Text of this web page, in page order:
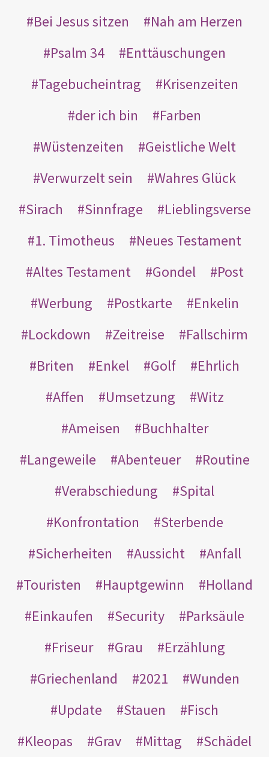
Bei Jesus sitzen
Nah am Herzen
Psalm 34
Enttäuschungen
Tagebucheintrag
Krisenzeiten
der ich bin
Farben
Wüstenzeiten
Geistliche Welt
Verwurzelt sein
Wahres Glück
Sirach
Sinnfrage
Lieblingsverse
1. Timotheus
Neues Testament
Altes Testament
Gondel
Post
Werbung
Postkarte
Enkelin
Lockdown
Zeitreise
Fallschirm
Briten
Enkel Golf
Ehrlich
Affen
Umsetzung
Witz
Ameisen
Buchhalter
Langeweile
Abenteuer
Routine
Verabschiedung
Spital
Konfrontation
Sterbende
Sicherheiten
Aussicht
Anfall
Touristen
Hauptgewinn
Holland
Einkaufen
Security
Parksäule
Friseur
Grau
Erzählung
Griechenland
2021
Wunden
Update
Stauen
Fisch
Kleopas
Grav Mittag Schädel